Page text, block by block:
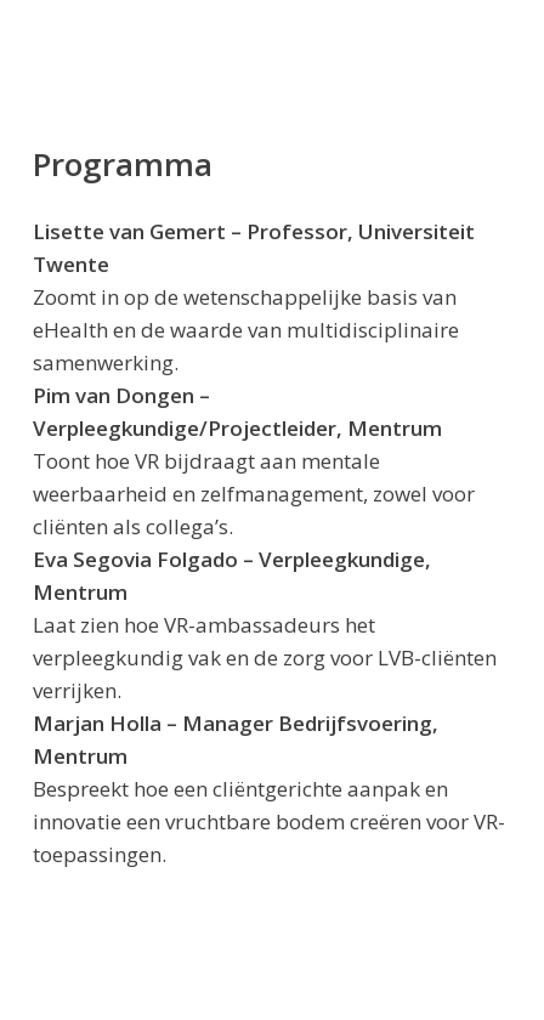
Programma
Lisette van Gemert – Professor, Universiteit
Twente
Zoomt in op de wetenschappelijke basis van
eHealth en de waarde van multidisciplinaire
samenwerking.
Pim van Dongen –
Verpleegkundige/Projectleider, Mentrum
Toont hoe VR bijdraagt aan mentale
weerbaarheid en zelfmanagement, zowel voor
cliënten als collega’s.
Eva Segovia Folgado – Verpleegkundige,
Mentrum
Laat zien hoe VR-ambassadeurs het
verpleegkundig vak en de zorg voor LVB-cliënten
verrijken.
Marjan Holla – Manager Bedrijfsvoering,
Mentrum
Bespreekt hoe een cliëntgerichte aanpak en
innovatie een vruchtbare bodem creëren voor VR-
toepassingen.